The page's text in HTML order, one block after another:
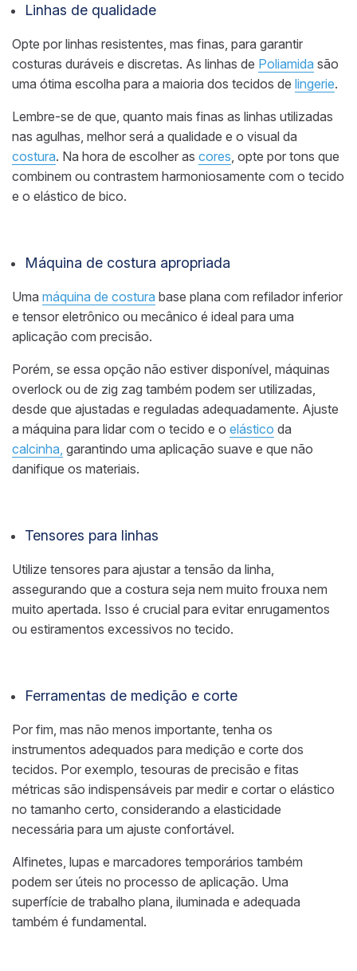
Linhas de qualidade
Opte por linhas resistentes, mas finas, para garantir
costuras duráveis e discretas. As linhas de Poliamida são
uma ótima escolha para a maioria dos tecidos de lingerie.
Lembre-se de que, quanto mais finas as linhas utilizadas
nas agulhas, melhor será a qualidade e o visual da
costura. Na hora de escolher as cores, opte por tons que
combinem ou contrastem harmoniosamente com o tecido
e o elástico de bico.
Máquina de costura apropriada
Uma máquina de costura base plana com refilador inferior
e tensor eletrônico ou mecânico é ideal para uma
aplicação com precisão.
Porém, se essa opção não estiver disponível, máquinas
overlock ou de zig zag também podem ser utilizadas,
desde que ajustadas e reguladas adequadamente. Ajuste
a máquina para lidar com o tecido e o elástico da
calcinha, garantindo uma aplicação suave e que não
danifique os materiais.
Tensores para linhas
Utilize tensores para ajustar a tensão da linha,
assegurando que a costura seja nem muito frouxa nem
muito apertada. Isso é crucial para evitar enrugamentos
ou estiramentos excessivos no tecido.
Ferramentas de medição e corte
Por fim, mas não menos importante, tenha os
instrumentos adequados para medição e corte dos
tecidos. Por exemplo, tesouras de precisão e fitas
métricas são indispensáveis par medir e cortar o elástico
no tamanho certo, considerando a elasticidade
necessária para um ajuste confortável.
Alfinetes, lupas e marcadores temporários também
podem ser úteis no processo de aplicação. Uma
superfície de trabalho plana, iluminada e adequada
também é fundamental.